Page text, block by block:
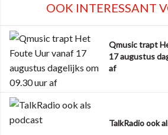
OOK INTERESSANT
Qmusic trapt
17 augustus
af
TalkRadio ook